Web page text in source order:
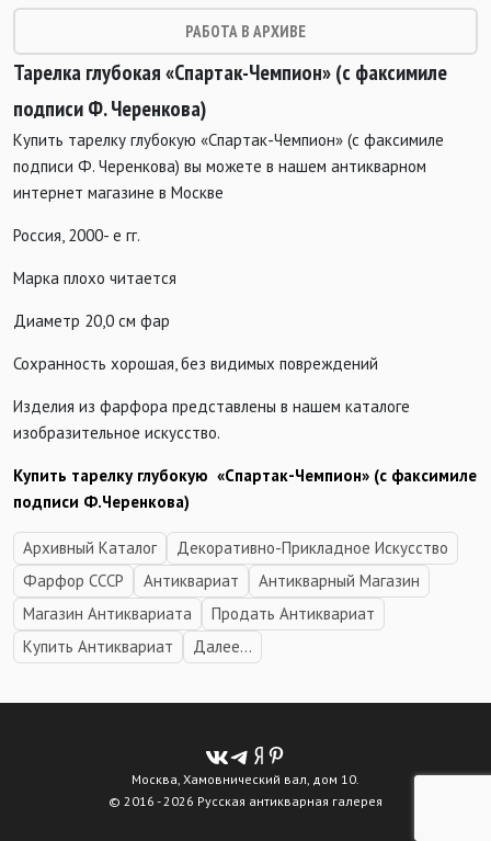
РАБОТА В АРХИВЕ
Тарелка глубокая «Спартак-Чемпион» (с факсимиле
подписи Ф. Черенкова)
Купить тарелку глубокую «Спартак-Чемпион» (с факсимиле
подписи Ф. Черенкова) вы можете в нашем антикварном
интернет магазине в Москве
Россия, 2000- е гг.
Марка плохо читается
Диаметр 20,0 см фар
Сохранность хорошая, без видимых повреждений
Изделия из фарфора представлены в нашем каталоге
изобразительное искусство.
Купить тарелку глубокую «Спартак-Чемпион» (с факсимиле
подписи Ф.Черенкова)
Архивный Каталог
Декоративно-Прикладное Искусство
Фарфор СССР
Антиквариат
Антикварный Магазин
Магазин Антиквариата
Продать Антиквариат
Купить Антиквариат
Далее...
Москва, Хамовнический вал, дом 10.
© 2016 - 2026 Русская антикварная галерея